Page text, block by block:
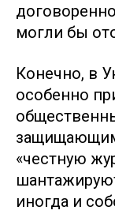
могли бы
Конечно, в
особенно
«честную
иногда и